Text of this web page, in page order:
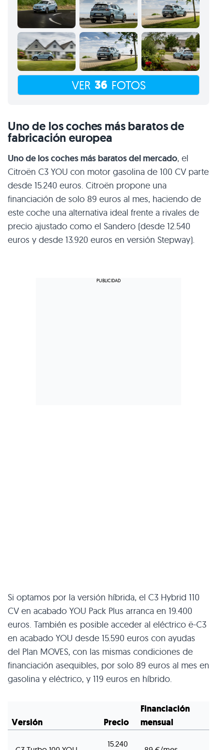
VER 36 FOTOS
Uno de los coches más baratos de
fabricación europea
Uno de los coches más baratos del mercado, el
Citroën C3 YOU con motor gasolina de 100 CV parte
desde 15.240 euros. Citroën propone una
financiación de solo 89 euros al mes, haciendo de
este coche una alternativa ideal frente a rivales de
precio ajustado como el Sandero (desde 12.540
euros y desde 13.920 euros en versión Stepway).
Si optamos por la versión híbrida, el C3 Hybrid 110
CV en acabado YOU Pack Plus arranca en 19.400
euros. También es posible acceder al eléctrico ë-C3
en acabado YOU desde 15.590 euros con ayudas
del Plan MOVES, con las mismas condiciones de
financiación asequibles, por solo 89 euros al mes en
gasolina y eléctrico, y 119 euros en híbrido.
Versión Precio
Financiación
mensual
15.240